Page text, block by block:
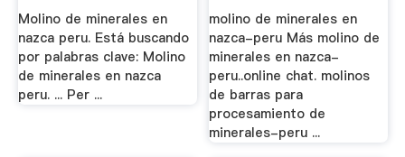
Molino de minerales en
nazca peru. Está buscando
por palabras clave: Molino
de minerales en nazca
peru. ... Per ...
molino de minerales en
nazca-peru Más molino de
minerales en nazca-
peru..online chat. molinos
de barras para
procesamiento de
minerales-peru ...